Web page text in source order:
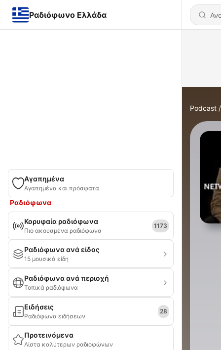
Ραδιόφωνο Ελλάδα
Αγαπημένα
Αγαπημένα και πρόσφατα
Ραδιόφωνα
Κορυφαία ραδιόφωνα
Πιο ακουσμένα ραδιόφωνα
1173
Ραδιόφωνα ανά είδος
15 μουσικά είδη
Ραδιόφωνα ανά περιοχή
Τοπικά ραδιόφωνα
Ειδήσεις
Ραδιόφωνα ειδήσεων
28
Προτεινόμενα
Λίστα καλύτερων ραδιοφώνων
Podcast